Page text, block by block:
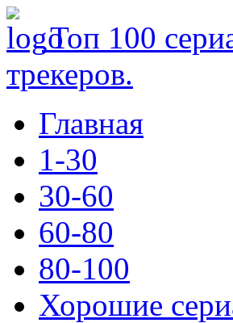
Топ 100
трекеров.
Главная
1-30
30-60
60-80
80-100
Хорошие